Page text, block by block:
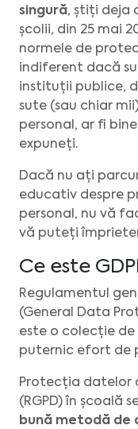
singură, știți deja
școlii, din 25 mai
normele de
indiferent dacă
instituții publice,
sute (sau chiar
personal, ar fi
expuneți.
Dacă nu ați
educativ despre
personal, nu vă
vă puteți
Ce este
Regulamentul
(General Data
este o colecție
puternic efort de
Protecția datelor
(RGPD) în școală
bună metodă de